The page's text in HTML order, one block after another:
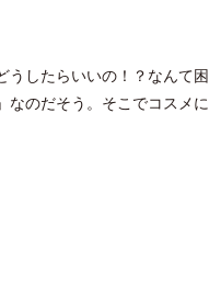
うしたらいいの！？なんて困
なのだそう。そこでコスメに